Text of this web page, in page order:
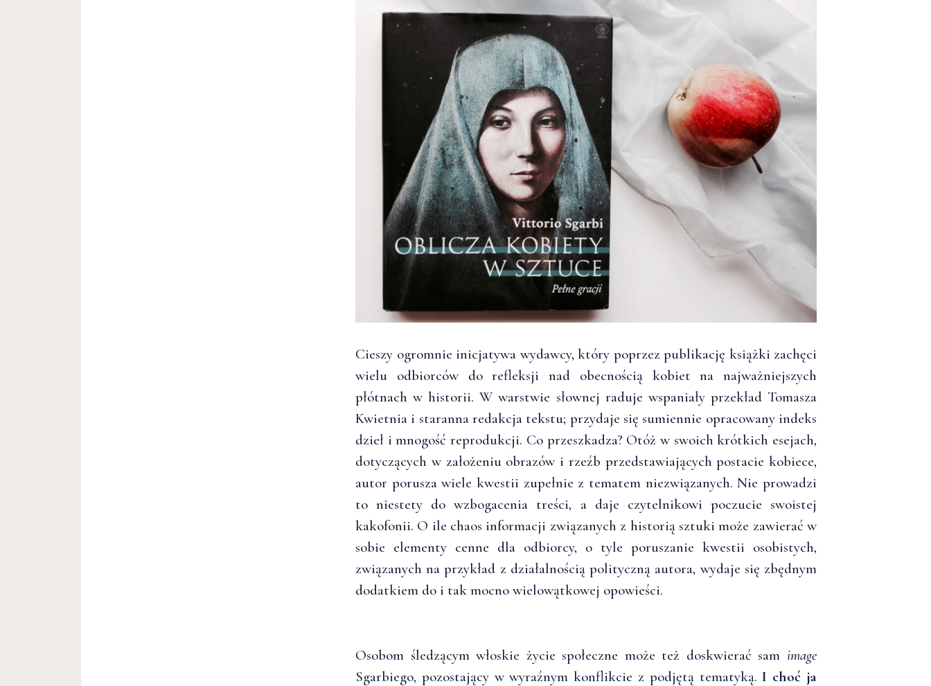
Cieszy ogromnie inicjatywa wydawcy, który poprzez publikację książki zachęci
wielu odbiorców do refleksji nad obecnością kobiet na najważniejszych
płótnach w historii. W warstwie słownej raduje wspaniały przekład Tomasza
Kwietnia i staranna redakcja tekstu; przydaje się sumiennie opracowany indeks
dzieł i mnogość reprodukcji. Co przeszkadza? Otóż w swoich krótkich esejach,
dotyczących w założeniu obrazów i rzeźb przedstawiających postacie kobiece,
autor porusza wiele kwestii zupełnie z tematem niezwiązanych. Nie prowadzi
to niestety do wzbogacenia treści, a daje czytelnikowi poczucie swoistej
kakofonii. O ile chaos informacji związanych z historią sztuki może zawierać w
sobie elementy cenne dla odbiorcy, o tyle poruszanie kwestii osobistych,
związanych na przykład z działalnością polityczną autora, wydaje się zbędnym
dodatkiem do i tak mocno wielowątkowej opowieści.
Osobom śledzącym włoskie życie społeczne może też doskwierać sam image
Sgarbiego, pozostający w wyraźnym konflikcie z podjętą tematyką.I choć ja